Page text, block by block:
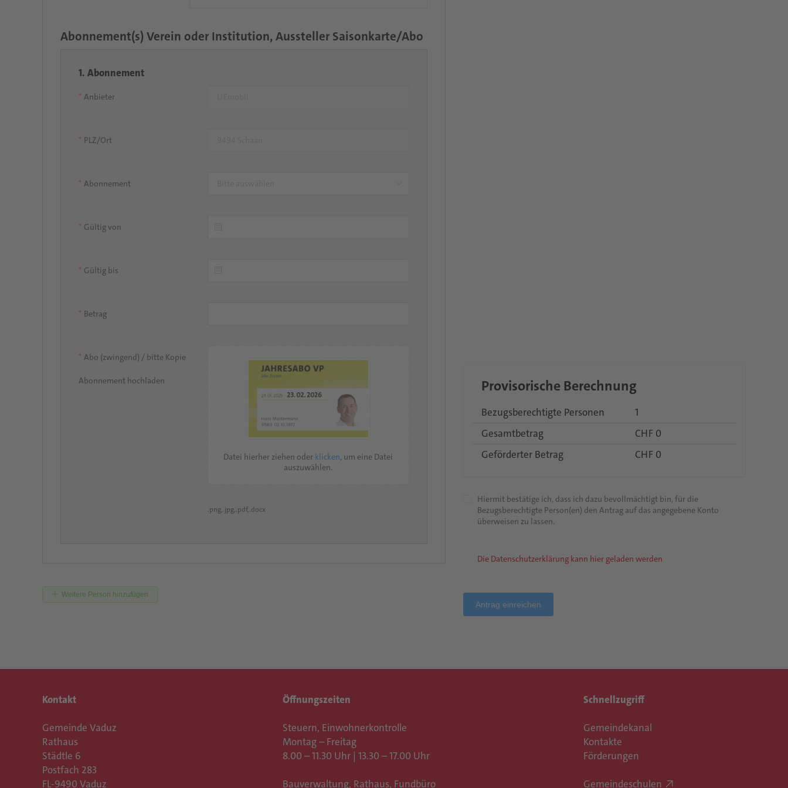
Abonnement(s) Verein oder Institution, Aussteller Saisonkarte/Abo
1. Abonnement
Anbieter
PLZ/Ort
Abonnement
Gültig von
Gültig bis
Betrag
Abo (zwingend) / bitte Kopie
Abonnement hochladen
Datei hierher ziehen oder klicken, um eine Datei
auszuwählen.
.png,.jpg,.pdf,.docx
Weitere Person hinzufügen
Provisorische Berechnung
Bezugsberechtigte Personen
1
Gesamtbetrag
CHF 0
Geförderter Betrag
CHF 0
Hiermit bestätige ich, dass ich dazu bevollmächtigt bin, für die
Bezugsberechtigte Person(en) den Antrag auf das angegebene Konto
überweisen zu lassen.
Die Datenschutzerklärung kann hier geladen werden
Antrag einreichen
Kontakt
Gemeinde Vaduz
Rathaus
Städtle 6
Postfach 283
FL-9490 Vaduz
Öffnungszeiten
Steuern, Einwohnerkontrolle
Montag – Freitag
8.00 – 11.30 Uhr | 13.30 – 17.00 Uhr
Bauverwaltung, Rathaus, Fundbüro
Schnellzugriff
Gemeindekanal
Kontakte
Förderungen
Gemeindeschulen